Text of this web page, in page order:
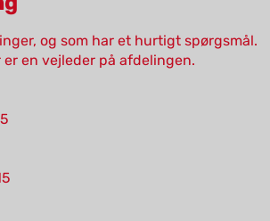
og som har et hurtigt spørgsmål.
en vejleder på afdelingen.